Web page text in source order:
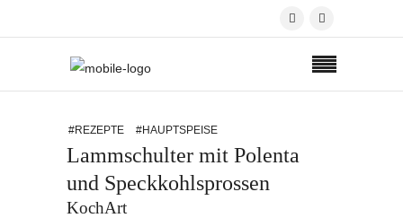
#REZEPTE #HAUPTSPEISE
Lammschulter mit Polenta
und Speckkohlsprossen
KochArt